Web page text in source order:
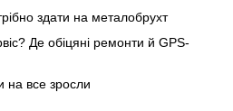
здати на металобрухт
Де обіцяні ремонти й GPS-
на все зросли